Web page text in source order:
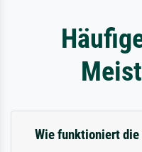
Wie funktioniert